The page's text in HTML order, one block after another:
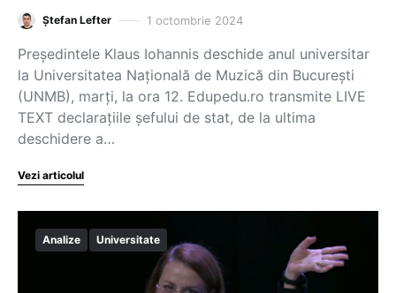
Ștefan Lefter 1 octombrie 2024
Președintele Klaus Iohannis deschide anul universitar
la Universitatea Națională de Muzică din București
(UNMB), marți, la ora 12. Edupedu.ro transmite LIVE
TEXT declarațiile șefului de stat, de la ultima
deschidere a…
Vezi articolul
Analize Universitate